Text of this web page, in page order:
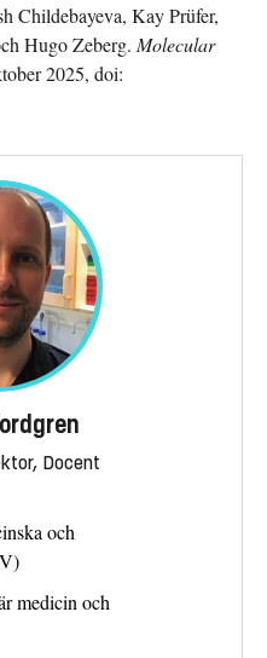
Childebayeva, Kay Prüfer,
Hugo Zeberg. Molecular
2025, doi:
Docent
och
medicin och